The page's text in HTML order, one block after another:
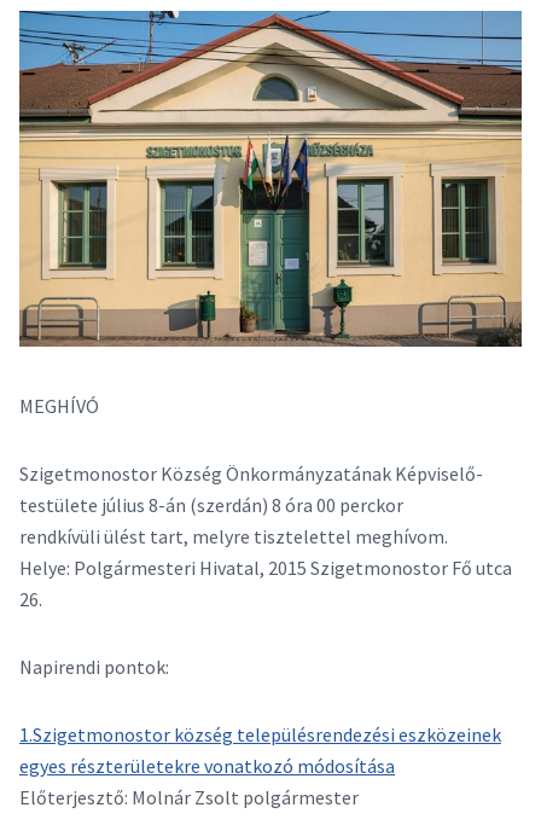
MEGHÍVÓ
Szigetmonostor Község Önkormányzatának Képviselő-
testülete július 8-án (szerdán) 8 óra 00 perckor
rendkívüli ülést tart, melyre tisztelettel meghívom.
Helye: Polgármesteri Hivatal, 2015 Szigetmonostor Fő utca
26.
Napirendi pontok:
1.Szigetmonostor község településrendezési eszközeinek
egyes részterületekre vonatkozó módosítása
Előterjesztő: Molnár Zsolt polgármester